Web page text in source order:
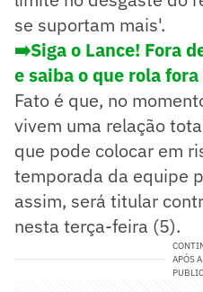
se suportam mais'.
➡️Siga o Lance! Fora
e saiba o que rola
Fato é que, no
vivem uma relação
que pode colocar em
temporada da equipe
assim, será titular
nesta terça-feira (5).
APÓS A